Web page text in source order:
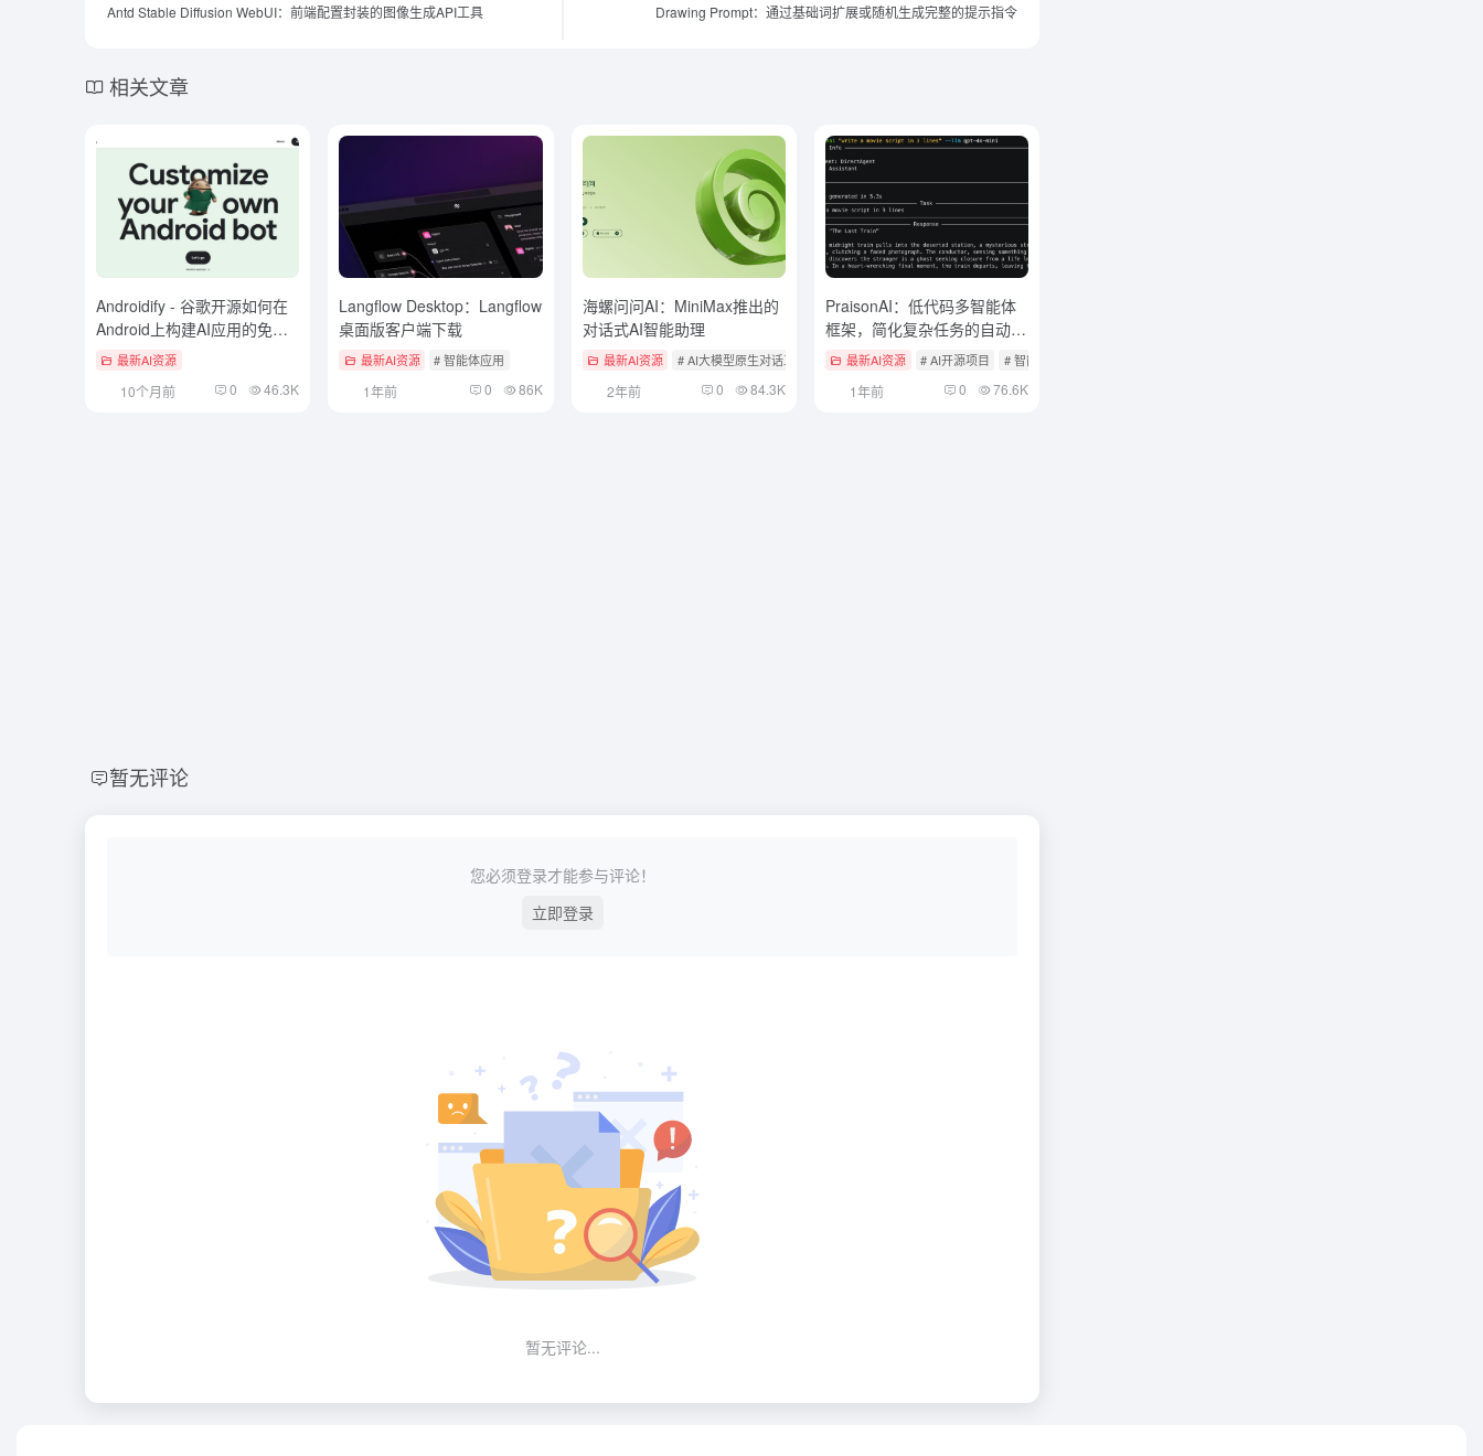
Antd Stable Diffusion WebUI：前端配置封装的图像生成API工具 Drawing Prompt：通过基础词扩展或随机生成完整的提示指令
相关文章
Androidify - 谷歌开源如何在
Android上构建AI应用的免费
资源最新AI资源
10个月前 0 46.3K
Langflow Desktop：Langflow
桌面版客户端下载
最新AI资源 # 智能体应用
1年前 0 86K
海螺问问AI：MiniMax推出的
对话式AI智能助理
最新AI资源 # AI大模型原生对话工具
2年前 0 84.3K
PraisonAI：低代码多智能体
框架，简化复杂任务的自动化
解决方案
最新AI资源 # AI开源项目 # 智能体开发框架
1年前 0 76.6K
暂无评论
您必须登录才能参与评论！
立即登录
暂无评论...